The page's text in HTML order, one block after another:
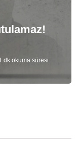
dk okuma süresi